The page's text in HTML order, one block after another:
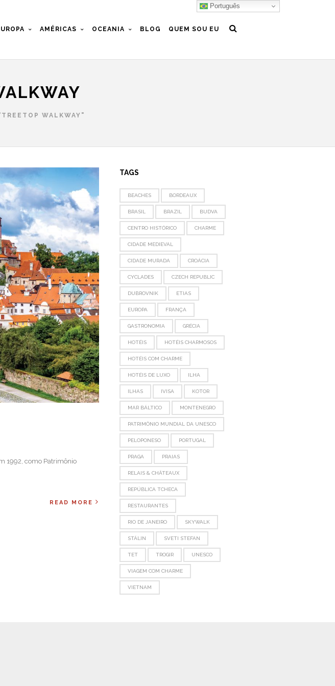
AMÉRICAS OCEANIA BLOG QUEM SOU EU
WALKWAY"
1992, como Patrimônio
READ MORE
TAGS
BEACHES BORDEAUX
BRASIL BRAZIL BUDVA
CENTRO HISTÓRICO CHARME
CIDADE MEDIEVAL
CIDADE MURADA CROÁCIA
CYCLADES CZECH REPUBLIC
DUBROVNIK ETIAS
EUROPA FRANÇA
GASTRONOMIA GRÉCIA
HOTÉIS HOTÉIS CHARMOSOS
HOTÉIS COM CHARME
HOTÉIS DE LUXO ILHA
ILHAS IVISA KOTOR
MAR BÁLTICO MONTENEGRO
PATRIMÔNIO MUNDIAL DA UNESCO
PELOPONESO PORTUGAL
PRAGA PRAIAS
RELAIS & CHÂTEAUX
REPÚBLICA TCHECA
RESTAURANTES
RIO DE JANEIRO SKYWALK
STÁLIN SVETI STEFAN
TET TROGIR UNESCO
VIAGEM COM CHARME
VIETNAM
Português